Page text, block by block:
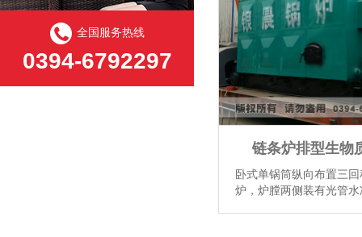
全国服务热线
0394-6792297
链条炉排型生物
卧式单锅筒纵向布置三
炉，炉膛两侧装有光管